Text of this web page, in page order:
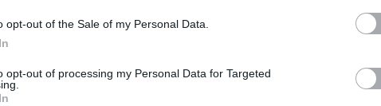
opt-out of the Sale of my Personal Data.
opt-out of processing my Personal Data for Targeted
mil millones. Estos números cuentan una
escuchar: la dependencia de México de los
para innovar y desarrollar un